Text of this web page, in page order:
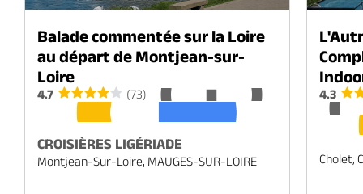
Balade commentée sur la Loire
au départ de Montjean-sur-
Loire
4.7 (73)
CROISIÈRES LIGÉRIADE
Montjean-Sur-Loire, MAUGES-SUR-LOIRE
4.3
Cholet,